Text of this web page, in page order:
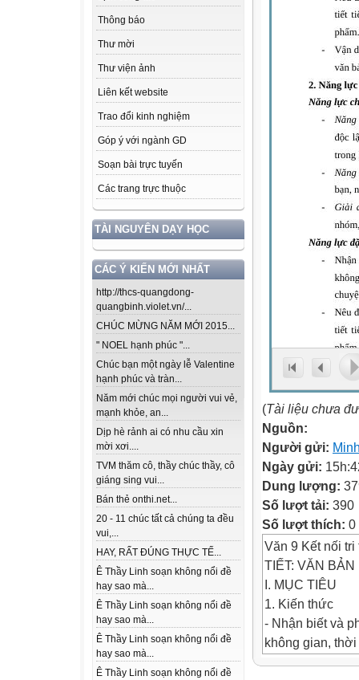
Thông báo
Thư mời
Thư viện ảnh
Liên kết website
Trao đổi kinh nghiệm
Góp ý với ngành GD
Soạn bài trực tuyến
Các trang trực thuộc
TÀI NGUYÊN DẠY HỌC
CÁC Ý KIẾN MỚI NHẤT
http://thcs-quangdong-
quangbinh.violet.vn/...
CHÚC MỪNG NĂM MỚI 2015...
" NOEL hạnh phúc "...
Chúc bạn một ngày lễ Valentine
hạnh phúc và tràn...
Năm mới chúc mọi người vui vẻ,
mạnh khỏe, an...
Dịp hè rảnh ai có nhu cầu xin
mời xơi....
TVM thăm cô, thầy chúc thầy, cô
giáng sing vui...
Bán thẻ onthi.net...
20 - 11 chúc tất cả chúng ta đều
vui,...
HAY, RẤT ĐÚNG THỰC TẾ...
Ê Thầy Linh soạn không nổi đề
hay sao mà...
Ê Thầy Linh soạn không nổi đề
hay sao mà...
Ê Thầy Linh soạn không nổi đề
hay sao mà...
Ê Thầy Linh soạn không nổi đề
(Tài liệu chưa
Nguồn:
Người gửi:
Ngày gửi:
Dung lượng:
Số lượt tải: 390
Số lượt thích: 0
Văn 9 Kết nối tri
TIẾT: VĂN
I. MỤC TIÊU
1. Kiến thức
- Nhận biết và
không gian,